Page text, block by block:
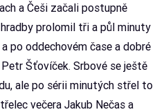
a Češi začali postupně
prolomil tři a půl minuty
po oddechovém čase a dobré
Šťovíček. Srbové se ještě
ale po sérii minutých střel to
večera Jakub Nečas a